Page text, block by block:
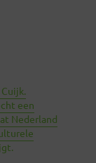
een
Nederland